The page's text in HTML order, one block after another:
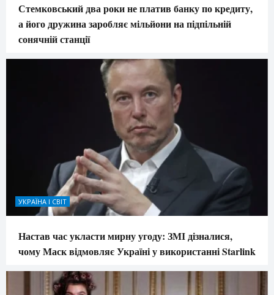
Стемковський два роки не платив банку по кредиту,
а його дружина заробляє мільйони на підпільній
сонячній станції
УКРАЇНА І СВІТ
Настав час укласти мирну угоду: ЗМІ дізналися,
чому Маск відмовляє Україні у використанні Starlink